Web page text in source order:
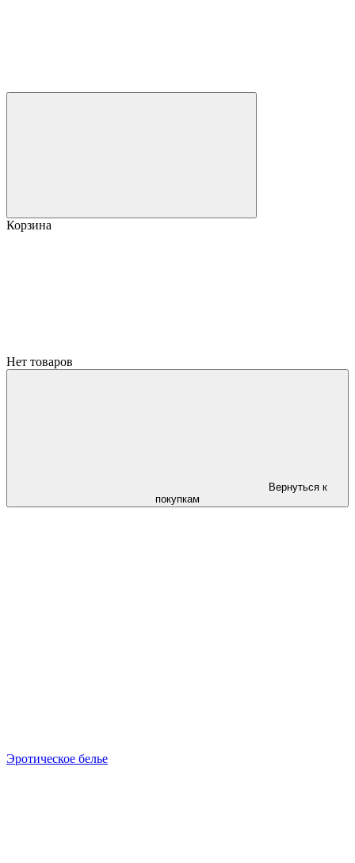
Корзина
Нет товаров
Вернуться к
покупкам
Эротическое белье